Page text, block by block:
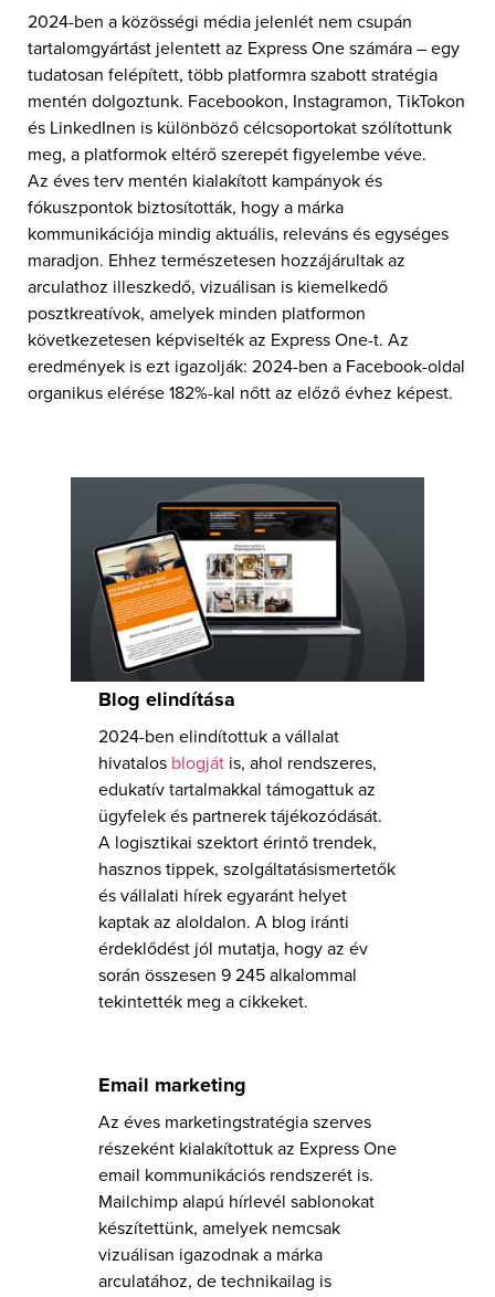
2024-ben a közösségi média jelenlét nem csupán
tartalomgyártást jelentett az Express One számára – egy
tudatosan felépített, több platformra szabott stratégia
mentén dolgoztunk. Facebookon, Instagramon, TikTokon
és LinkedInen is különböző célcsoportokat szólítottunk
meg, a platformok eltérő szerepét figyelembe véve.
Az éves terv mentén kialakított kampányok és
fókuszpontok biztosították, hogy a márka
kommunikációja mindig aktuális, releváns és egységes
maradjon. Ehhez természetesen hozzájárultak az
arculathoz illeszkedő, vizuálisan is kiemelkedő
posztkreatívok, amelyek minden platformon
következetesen képviselték az Express One-t. Az
eredmények is ezt igazolják: 2024-ben a Facebook-oldal
organikus elérése 182%-kal nőtt az előző évhez képest.
Blog elindítása
2024-ben elindítottuk a vállalat
hivatalos blogját is, ahol rendszeres,
edukatív tartalmakkal támogattuk az
ügyfelek és partnerek tájékozódását.
A logisztikai szektort érintő trendek,
hasznos tippek, szolgáltatásismertetők
és vállalati hírek egyaránt helyet
kaptak az aloldalon. A blog iránti
érdeklődést jól mutatja, hogy az év
során összesen 9 245 alkalommal
tekintették meg a cikkeket.
Email marketing
Az éves marketingstratégia szerves
részeként kialakítottuk az Express One
email kommunikációs rendszerét is.
Mailchimp alapú hírlevél sablonokat
készítettünk, amelyek nemcsak
vizuálisan igazodnak a márka
arculatához, de technikailag is